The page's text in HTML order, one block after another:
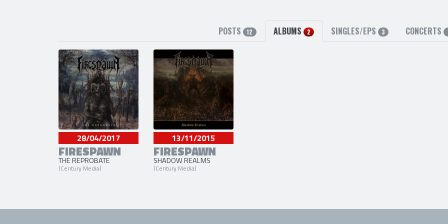
POSTS 12 ALBUMS 2 SINGLES/EPS 3 CONCERTS
28/04/2017
FIRESPAWN
THE REPROBATE
(Century Media)
13/11/2015
FIRESPAWN
SHADOW REALMS
(Century Media)